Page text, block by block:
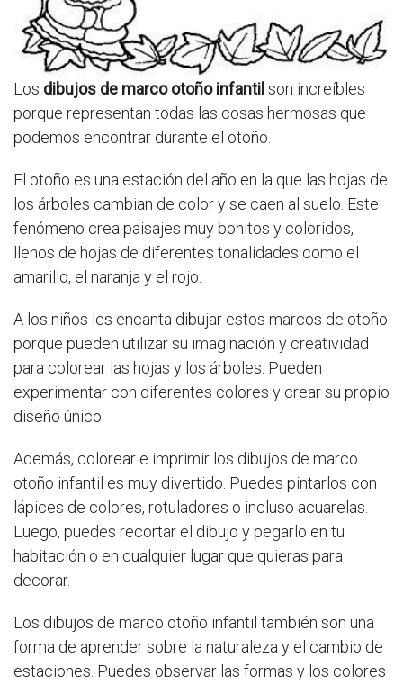
Los dibujos de marco otoño infantil son increíbles
porque representan todas las cosas hermosas que
podemos encontrar durante el otoño.
El otoño es una estación del año en la que las hojas de
los árboles cambian de color y se caen al suelo. Este
fenómeno crea paisajes muy bonitos y coloridos,
llenos de hojas de diferentes tonalidades como el
amarillo, el naranja y el rojo.
A los niños les encanta dibujar estos marcos de otoño
porque pueden utilizar su imaginación y creatividad
para colorear las hojas y los árboles. Pueden
experimentar con diferentes colores y crear su propio
diseño único.
Además, colorear e imprimir los dibujos de marco
otoño infantil es muy divertido. Puedes pintarlos con
lápices de colores, rotuladores o incluso acuarelas.
Luego, puedes recortar el dibujo y pegarlo en tu
habitación o en cualquier lugar que quieras para
decorar.
Los dibujos de marco otoño infantil también son una
forma de aprender sobre la naturaleza y el cambio de
estaciones. Puedes observar las formas y los colores